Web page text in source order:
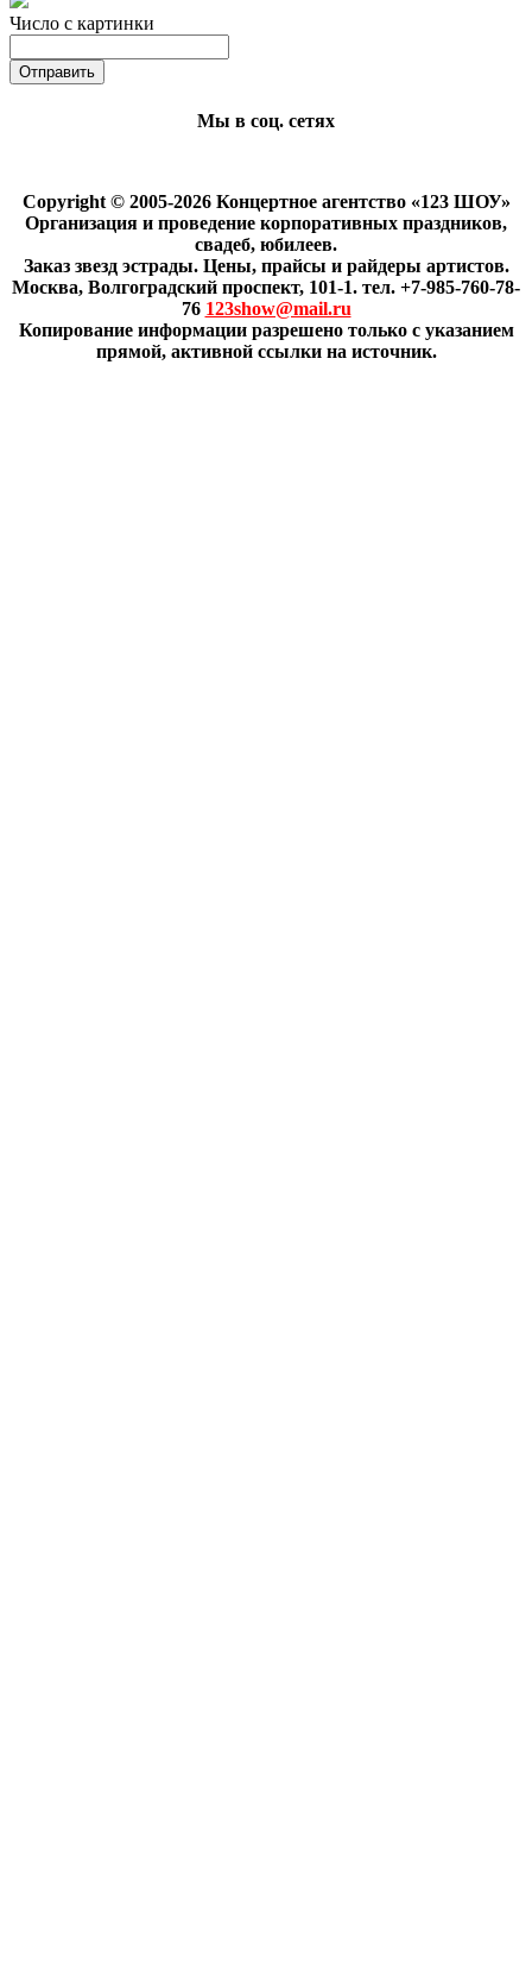
Число с картинки
Мы в соц. сетях
Copyright © 2005-2026 Концертное агентство «123 ШОУ»
Организация и проведение корпоративных праздников,
свадеб, юбилеев.
Заказ звезд эстрады. Цены, прайсы и райдеры артистов.
Москва, Волгоградский проспект, 101-1. тел. +7-985-760-78-
76 123show@mail.ru
Копирование информации разрешено только с указанием
прямой, активной ссылки на источник.